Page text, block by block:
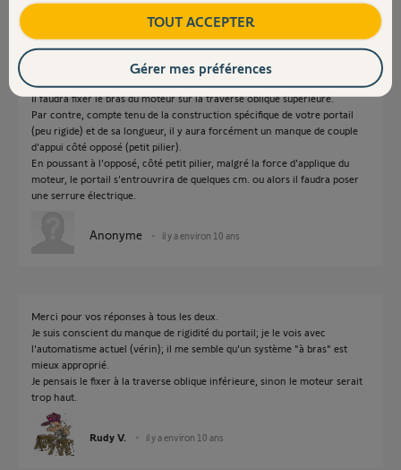
A l'examen de votre portail, il parait léger et n'offre pas ou peu de prise
au vent.
Il faudra fixer le bras du moteur sur la traverse oblique supérieure.
Par contre, compte tenu de la construction spécifique de votre portail
(peu rigide) et de sa longueur, il y aura forcément un manque de couple
d'appui côté opposé (petit pilier).
En poussant à l'opposé, côté petit pilier, malgré la force d'applique du
moteur, le portail s’entrouvrira de quelques cm. ou alors il faudra poser
une serrure électrique.
Anonyme il y a environ 10 ans
Merci pour vos réponses à tous les deux.
Je suis conscient du manque de rigidité du portail; je le vois avec
l'automatisme actuel (vérin); il me semble qu'un système "à bras" est
mieux approprié.
Je pensais le fixer à la traverse oblique inférieure, sinon le moteur serait
trop haut.
Rudy V. il y a environ 10 ans
TOUT ACCEPTER
Gérer mes préférences